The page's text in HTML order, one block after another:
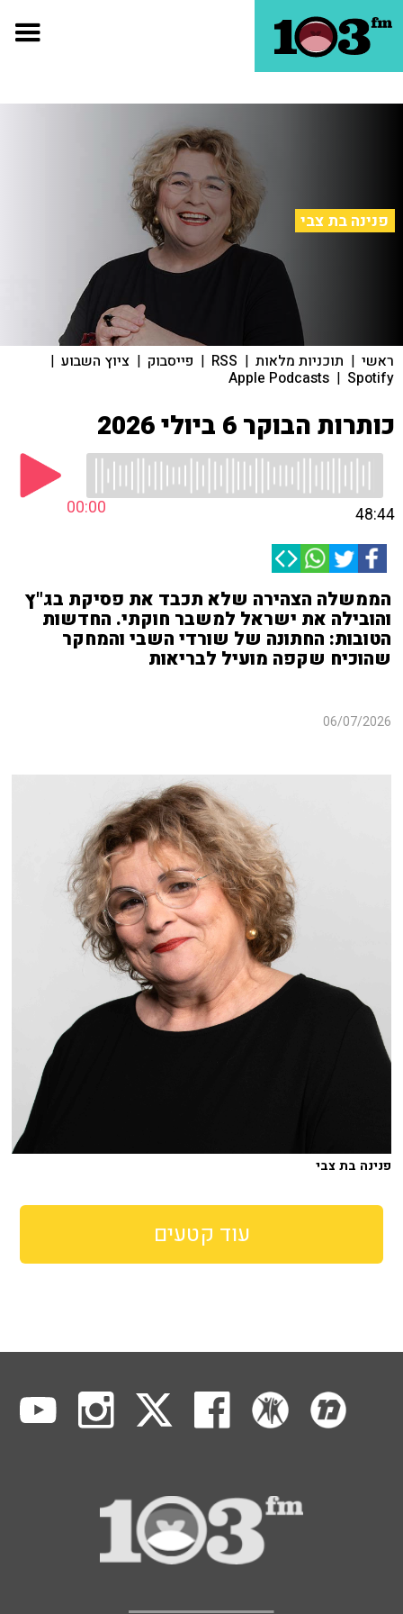
פנינה בת צבי
ראשי | תוכניות מלאות |
RSS
| פייסבוק | ציוץ השבוע |
Spotify
|
Apple Podcasts
כותרות הבוקר 6 ביולי 2026
00:00 48:44
הממשלה הצהירה שלא תכבד את פסיקת בג"ץ
והובילה את ישראל למשבר חוקתי. החדשות
הטובות: החתונה של שורדי השבי והמחקר
שהוכיח שקפה מועיל לבריאות
06/07/2026
פנינה בת צבי
עוד קטעים